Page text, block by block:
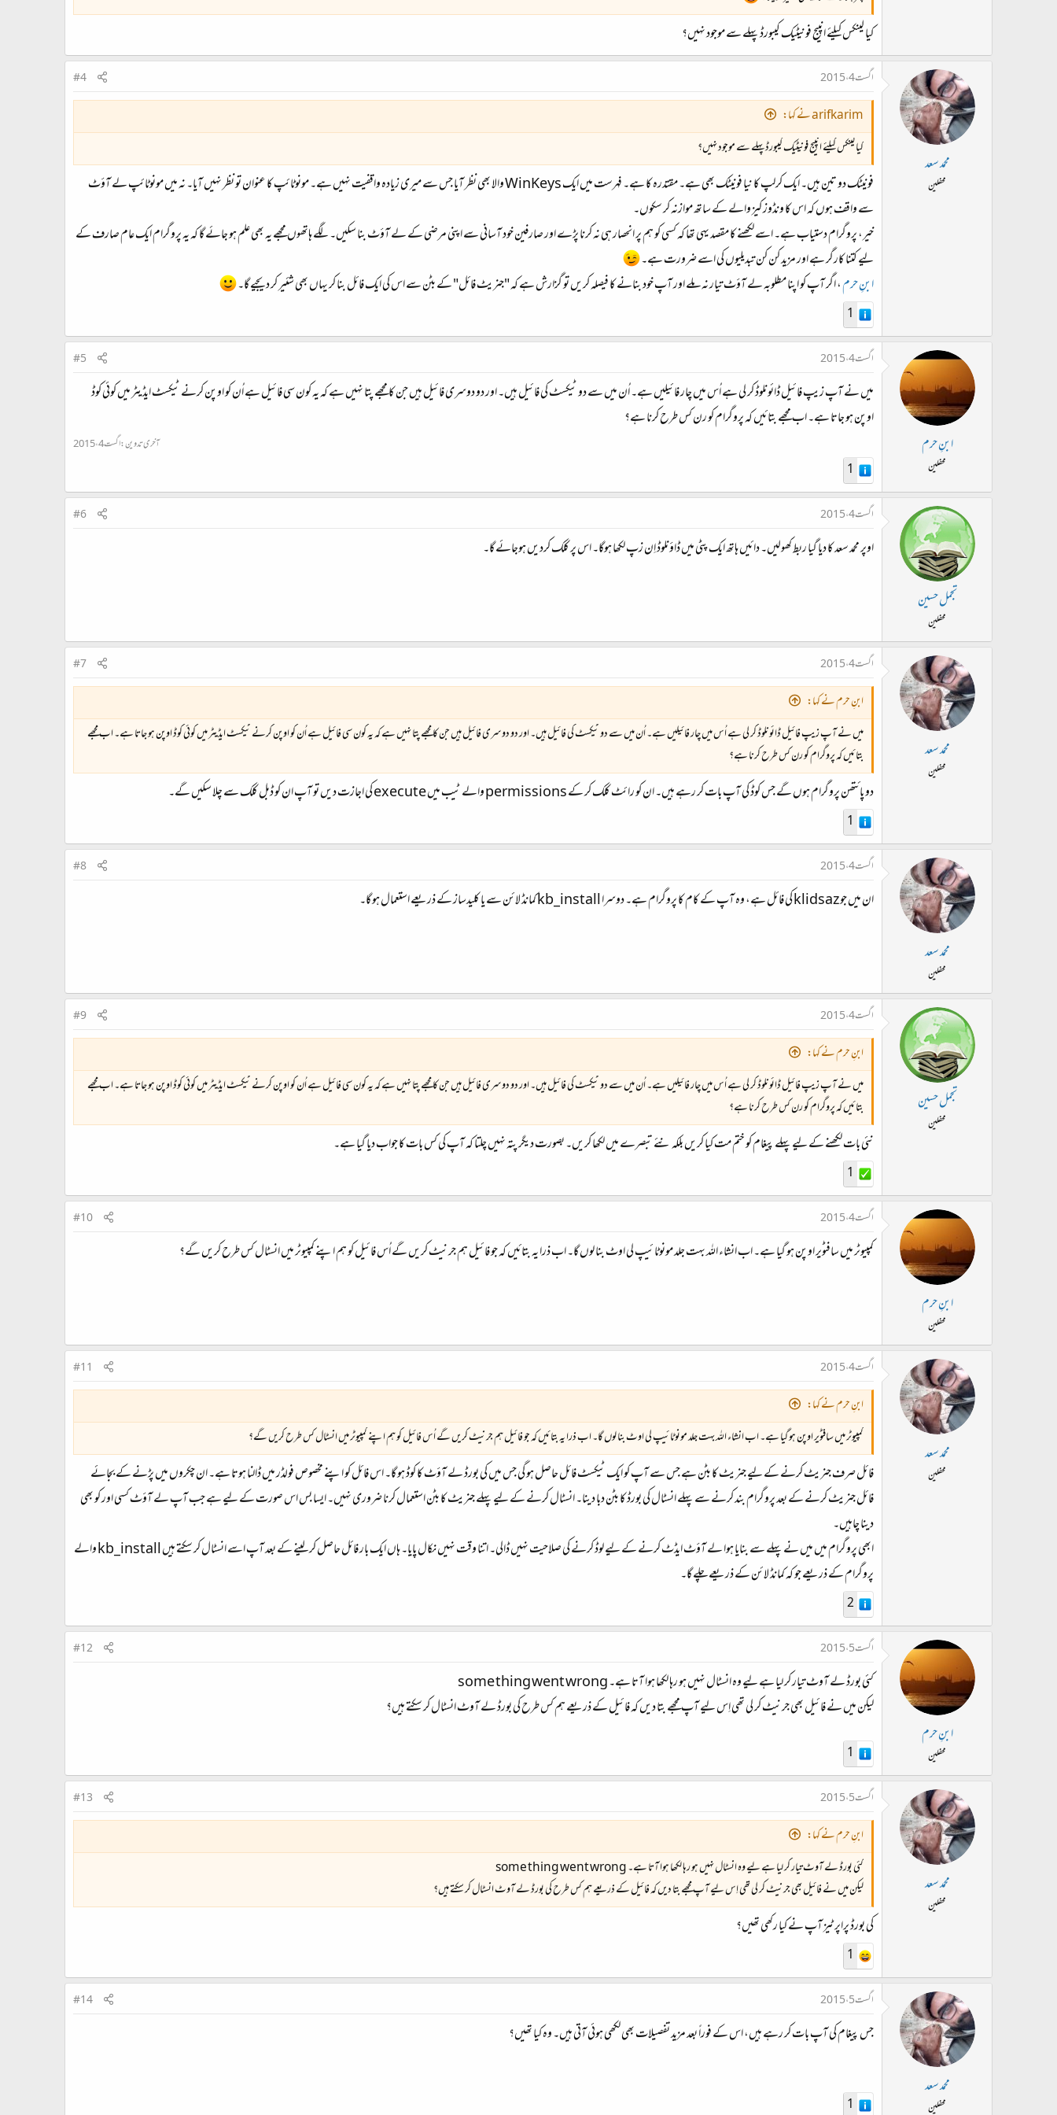
کیا لینکس کیلئے انپیج فونیٹیک کیبورڈ پہلے سے موجود نہیں؟
محمد سعد
محفلین
اگست 4، 2015 #4
arifkarim نے کہا:
کیا لینکس کیلئے انپیج فونیٹیک کیبورڈ پہلے سے موجود نہیں؟
فونیٹک دو تین ہیں۔ ایک کرلپ کا نیا فونیٹک بھی ہے۔ مقتدرہ کا ہے۔ فہرست میں ایک WinKeys والا بھی نظر آیا جس سے میری زیادہ واقفیت نہیں ہے۔ مونوٹائپ کا عنوان تو نظر نہیں آیا۔ نہ میں مونوٹائپ لے آؤٹ
سے واقف ہوں کہ اس کا ونڈوز کیز والے کے ساتھ موازنہ کر سکوں۔
خیر، پروگرام دستیاب ہے۔ اسے لکھنے کا مقصد یہی تھا کہ کسی کو ہم پر انحصار ہی نہ کرنا پڑے اور صارفین خود آسانی سے اپنی مرضی کے لے آؤٹ بنا سکیں۔ لگے ہاتھوں مجھے یہ بھی علم ہو جائے گا کہ یہ پروگرام ایک عام صارف کے
لیے کتنا کارگر ہے اور مزید کن کن تبدیلیوں کی اسے ضرورت ہے۔
ابنِ حرم، اگر آپ کو اپنا مطلوبہ لے آؤٹ تیار نہ ملے اور آپ خود بنانے کا فیصلہ کریں تو گزارش ہے کہ "جنریٹ فائل" کے بٹن سے اس کی ایک فائل بنا کر یہاں بھی شئیر کر دیجیے گا۔
1
ابنِ حرم
محفلین
اگست 4، 2015 #5
میں نے آپ زیپ فائیل ڈائونلوڈ کر لی ہے اُس میں چار فائیلیں ہے۔ اُن میں سے دو ٹیکسٹ کی فائیل ہیں۔ اور دو دوسری فائیل ہیں جن کا مجھے پتا نہیں ہے کہ یہ کون سی فائیل ہے اُن کو اوپن کرنے ٹیکسٹ ایڈیٹر میں کوئی کوڈ
اوپن ہو جاتا ہے۔ اب مجھے بتائیں کہ پروگرام کو رن کس طرح کرنا ہے؟
آخری تدوین:اگست 4، 2015
1
تجمل حسین
محفلین
اگست 4، 2015 #6
اوپر محمد سعد کا دیا گیا ربط کھولیں۔ دائیں ہاتھ ایک پٹی میں ڈاؤنلوڈ اِن زپ لکھا ہوگا۔ اس پر کلک کردیں ہوجائے گا۔
محمد سعد
محفلین
اگست 4، 2015 #7
ابنِ حرم نے کہا:
میں نے آپ زیپ فائیل ڈائونلوڈ کر لی ہے اُس میں چار فائیلیں ہے۔ اُن میں سے دو ٹیکسٹ کی فائیل ہیں۔ اور دو دوسری فائیل ہیں جن کا مجھے پتا نہیں ہے کہ یہ کون سی فائیل ہے اُن کو اوپن کرنے ٹیکسٹ ایڈیٹر میں کوئی کوڈ اوپن ہو جاتا ہے۔ اب مجھے
بتائیں کہ پروگرام کو رن کس طرح کرنا ہے؟
دو پائتھن پروگرام ہوں گے جس کوڈ کی آپ بات کر رہے ہیں۔ ان کو رائٹ کلک کر کے permissions والے ٹیب میں execute کی اجازت دیں تو آپ ان کو ڈبل کلک سے چلا سکیں گے۔
1
محمد سعد
محفلین
اگست 4، 2015 #8
ان میں جو klidsaz کی فائل ہے، وہ آپ کے کام کا پروگرام ہے۔ دوسرا kb_install کمانڈ لائن سے یا کلیدساز کے ذریعے استعمال ہو گا۔
تجمل حسین
محفلین
اگست 4، 2015 #9
ابنِ حرم نے کہا:
میں نے آپ زیپ فائیل ڈائونلوڈ کر لی ہے اُس میں چار فائیلیں ہے۔ اُن میں سے دو ٹیکسٹ کی فائیل ہیں۔ اور دو دوسری فائیل ہیں جن کا مجھے پتا نہیں ہے کہ یہ کون سی فائیل ہے اُن کو اوپن کرنے ٹیکسٹ ایڈیٹر میں کوئی کوڈ اوپن ہو جاتا ہے۔ اب مجھے
بتائیں کہ پروگرام کو رن کس طرح کرنا ہے؟
نئی بات لکھنے کے لیے پہلے پیغام کو ختم مت کیا کریں بلکہ نئے تبصرے میں لکھا کریں۔ بصورت دیگر پتہ نہیں چلتا کہ آپ کی کس بات کا جواب دیا گیا ہے۔
1
ابنِ حرم
محفلین
اگست 4، 2015 #10
کمپیوٹر میں سافٹویر اوپن ہو گیا ہے۔ اب انشاء اللہ بہت جلد مونوٹائیپ لی اوٹ بنا لوں گا۔ اب ذرا یہ بتائیں کہ جو فائیل ہم جرنیٹ کریں گے اُس فائیل کو ہم اپنے کمپیوٹر میں انسٹال کس طرح کریں گے؟
محمد سعد
محفلین
اگست 4، 2015 #11
ابنِ حرم نے کہا:
کمپیوٹر میں سافٹویر اوپن ہو گیا ہے۔ اب انشاء اللہ بہت جلد مونوٹائیپ لی اوٹ بنا لوں گا۔ اب ذرا یہ بتائیں کہ جو فائیل ہم جرنیٹ کریں گے اُس فائیل کو ہم اپنے کمپیوٹر میں انسٹال کس طرح کریں گے؟
فائل صرف جنریٹ کرنے کے لیے جنریٹ کا بٹن ہے جس سے آپ کو ایک ٹیکسٹ فائل حاصل ہو گی جس میں کی بورڈ لے آؤٹ کا کوڈ ہو گا۔ اس فائل کو اپنے مخصوص فولڈر میں ڈالنا ہوتا ہے۔ ان چکروں میں پڑنے کے بجائے
فائل جنریٹ کرنے کے بعد پروگرام بند کرنے سے پہلے انسٹال کی بورڈ کا بٹن دبا دینا۔ انسٹال کرنے کے لیے پہلے جنریٹ کا بٹن استعمال کرنا ضروری نہیں۔ ایسا بس اس صورت کے لیے ہے جب آپ لے آؤٹ کسی اور کو بھی
دینا چاہیں۔
ابھی پروگرام میں میں نے پہلے سے بنایا ہوا لے آؤٹ ایڈٹ کرنے کے لیے لوڈ کرنے کی صلاحیت نہیں ڈالی۔ اتنا وقت نہیں نکال پایا۔ ہاں ایک بار فائل حاصل کر لینے کے بعد آپ اسے انسٹال کر سکتے ہیں kb_install والے
پروگرام کے ذریعے جو کہ کمانڈ لائن کے ذریعے چلے گا۔
2
ابنِ حرم
محفلین
اگست 5، 2015 #12
کئی بورڈ لے آوٹ تیار کر لیا ہے لیے وہ انسٹال نہیں ہو رہا لکھا ہوا آتا ہے۔ some thing went wrong
لیکن میں نے فائیل بھی جرنیٹ کر لی تھی اِس لیے آپ مجھے بتا دیں کہ فائیل کے ذریعے ہم کس طرح کی بورڈ لے آوٹ انسٹال کر سکتے ہیں؟
1
محمد سعد
محفلین
اگست 5، 2015 #13
ابنِ حرم نے کہا:
کئی بورڈ لے آوٹ تیار کر لیا ہے لیے وہ انسٹال نہیں ہو رہا لکھا ہوا آتا ہے۔ some thing went wrong
لیکن میں نے فائیل بھی جرنیٹ کر لی تھی اِس لیے آپ مجھے بتا دیں کہ فائیل کے ذریعے ہم کس طرح کی بورڈ لے آوٹ انسٹال کر سکتے ہیں؟
کی بورڈ پراپرٹیز آپ نے کیا رکھی تھیں؟
1
محمد سعد
محفلین
اگست 5، 2015 #14
جس پیغام کی آپ بات کر رہے ہیں، اس کے فوراً بعد مزید تفصیلات بھی لکھی ہوئی آتی ہیں۔ وہ کیا تھیں؟
1